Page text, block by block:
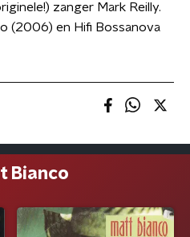
zanger Mark Reilly.
(2006) en Hifi Bossanova
Bianco